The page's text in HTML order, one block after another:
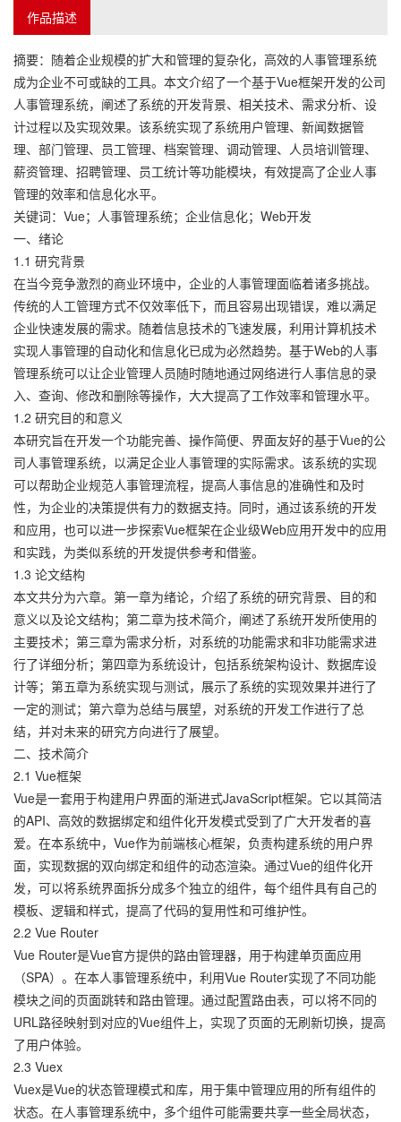
作品描述
摘要：随着企业规模的扩大和管理的复杂化，高效的人事管理系统
成为企业不可或缺的工具。本文介绍了一个基于Vue框架开发的公司
人事管理系统，阐述了系统的开发背景、相关技术、需求分析、设
计过程以及实现效果。该系统实现了系统用户管理、新闻数据管
理、部门管理、员工管理、档案管理、调动管理、人员培训管理、
薪资管理、招聘管理、员工统计等功能模块，有效提高了企业人事
管理的效率和信息化水平。
关键词：Vue；人事管理系统；企业信息化；Web开发
一、绪论
1.1 研究背景
在当今竞争激烈的商业环境中，企业的人事管理面临着诸多挑战。
传统的人工管理方式不仅效率低下，而且容易出现错误，难以满足
企业快速发展的需求。随着信息技术的飞速发展，利用计算机技术
实现人事管理的自动化和信息化已成为必然趋势。基于Web的人事
管理系统可以让企业管理人员随时随地通过网络进行人事信息的录
入、查询、修改和删除等操作，大大提高了工作效率和管理水平。
1.2 研究目的和意义
本研究旨在开发一个功能完善、操作简便、界面友好的基于Vue的公
司人事管理系统，以满足企业人事管理的实际需求。该系统的实现
可以帮助企业规范人事管理流程，提高人事信息的准确性和及时
性，为企业的决策提供有力的数据支持。同时，通过该系统的开发
和应用，也可以进一步探索Vue框架在企业级Web应用开发中的应用
和实践，为类似系统的开发提供参考和借鉴。
1.3 论文结构
本文共分为六章。第一章为绪论，介绍了系统的研究背景、目的和
意义以及论文结构；第二章为技术简介，阐述了系统开发所使用的
主要技术；第三章为需求分析，对系统的功能需求和非功能需求进
行了详细分析；第四章为系统设计，包括系统架构设计、数据库设
计等；第五章为系统实现与测试，展示了系统的实现效果并进行了
一定的测试；第六章为总结与展望，对系统的开发工作进行了总
结，并对未来的研究方向进行了展望。
二、技术简介
2.1 Vue框架
Vue是一套用于构建用户界面的渐进式JavaScript框架。它以其简洁
的API、高效的数据绑定和组件化开发模式受到了广大开发者的喜
爱。在本系统中，Vue作为前端核心框架，负责构建系统的用户界
面，实现数据的双向绑定和组件的动态渲染。通过Vue的组件化开
发，可以将系统界面拆分成多个独立的组件，每个组件具有自己的
模板、逻辑和样式，提高了代码的复用性和可维护性。
2.2 Vue Router
Vue Router是Vue官方提供的路由管理器，用于构建单页面应用
（SPA）。在本人事管理系统中，利用Vue Router实现了不同功能
模块之间的页面跳转和路由管理。通过配置路由表，可以将不同的
URL路径映射到对应的Vue组件上，实现了页面的无刷新切换，提高
了用户体验。
2.3 Vuex
Vuex是Vue的状态管理模式和库，用于集中管理应用的所有组件的
状态。在人事管理系统中，多个组件可能需要共享一些全局状态，